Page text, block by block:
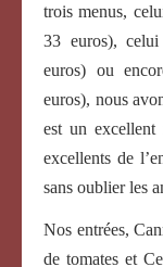
trois menus,
33 euros),
euros) ou
euros), nous
est un excellent
excellents de
sans oublier les
Nos entrées,
de tomates et